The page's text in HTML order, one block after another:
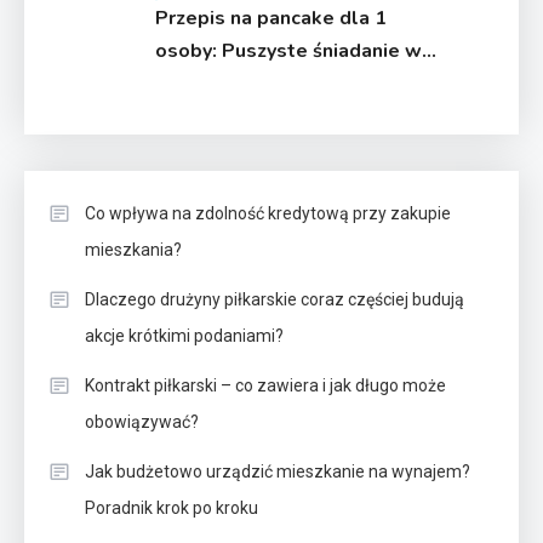
Przepis na pancake dla 1
osoby: Puszyste śniadanie w
Co wpływa na zdolność kredytową przy zakupie
mieszkania?
Dlaczego drużyny piłkarskie coraz częściej budują
akcje krótkimi podaniami?
Kontrakt piłkarski – co zawiera i jak długo może
obowiązywać?
Jak budżetowo urządzić mieszkanie na wynajem?
Poradnik krok po kroku